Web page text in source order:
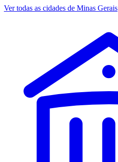
Ver todas as cidades de Minas Gerais